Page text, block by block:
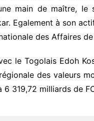
main de maître,
Egalement à son
des Affaires de
le Togolais Edoh
régionale des valeurs
6 319,72 milliards de